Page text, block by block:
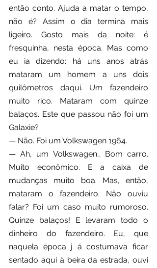
então conto. Ajuda a matar o tempo,
não é? Assim o dia termina mais
ligeiro. Gosto mais da noite: é
fresquinha, nesta época. Mas como
eu ia dizendo: há uns anos atrás
mataram um homem a uns dois
quilômetros daqui. Um fazendeiro
muito rico. Mataram com quinze
balaços. Este que passou não foi um
Galaxie?
— Não. Foi um Volkswagen 1964.
— Ah, um Volkswagen… Bom carro.
Muito econômico. E a caixa de
mudanças muito boa. Mas, então,
mataram o fazendeiro. Não ouviu
falar? Foi um caso muito rumoroso.
Quinze balaços! E levaram todo o
dinheiro do fazendeiro. Eu, que
naquela época j á costumava ficar
sentado aqui à beira da estrada, ouvi